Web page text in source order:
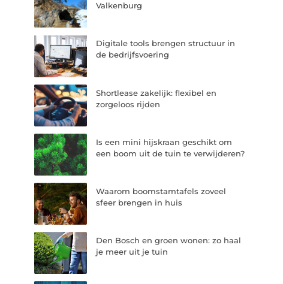
Valkenburg
Digitale tools brengen structuur in
de bedrijfsvoering
Shortlease zakelijk: flexibel en
zorgeloos rijden
Is een mini hijskraan geschikt om
een boom uit de tuin te verwijderen?
Waarom boomstamtafels zoveel
sfeer brengen in huis
Den Bosch en groen wonen: zo haal
je meer uit je tuin